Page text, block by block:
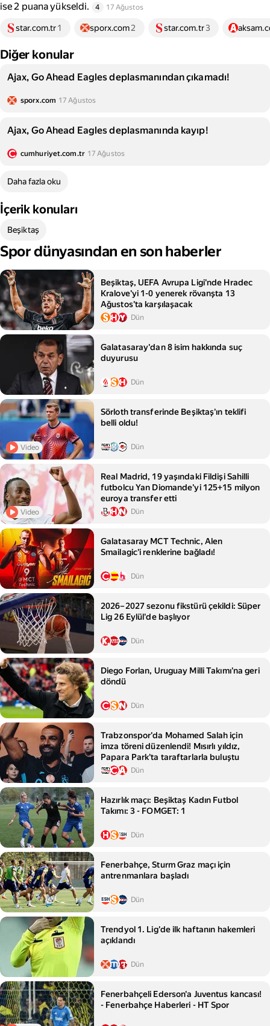
ise 2 puana yükseldi.
4 17 Ağustos
star.com.tr1 sporx.com2 star.com.tr3
Diğer konular
Ajax, Go Ahead Eagles deplasmanından çıkamadı!
sporx.com 17 Ağustos
Ajax, Go Ahead Eagles deplasmanında kayıp!
cumhuriyet.com.tr 17 Ağustos
Daha fazla oku
İçerik konuları
Beşiktaş
Spor dünyasından en son haberler
Beşiktaş, UEFA Avrupa Ligi'nde Hradec
Kralove'yi 1-0 yenerek rövanşta 13
Ağustos'ta karşılaşacak
Dün
Galatasaray'dan 8 isim hakkında suç
duyurusu
Dün
Video
Sörloth transferinde Beşiktaş'ın teklifi
belli oldu!
Dün
Video
Real Madrid, 19 yaşındaki Fildişi Sahilli
futbolcu Yan Diomande'yi 125+15 milyon
euroya transfer etti
Dün
Galatasaray MCT Technic, Alen
Smailagic'i renklerine bağladı!
Dün
2026–2027 sezonu fikstürü çekildi: Süper
Lig 26 Eylül'de başlıyor
Dün
Diego Forlan, Uruguay Milli Takımı'na geri
döndü
Dün
Trabzonspor'da Mohamed Salah için
imza töreni düzenlendi! Mısırlı yıldız,
Papara Park'ta taraftarlarla buluştu
Dün
Hazırlık maçı: Beşiktaş Kadın Futbol
Takımı: 3 - FOMGET: 1
Dün
Fenerbahçe, Sturm Graz maçı için
antrenmanlara başladı
Dün
Trendyol 1. Lig'de ilk haftanın hakemleri
açıklandı
Dün
Fenerbahçeli Ederson'a Juventus kancası!
- Fenerbahçe Haberleri - HT Spor